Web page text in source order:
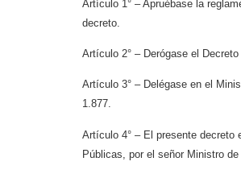
Artículo 1° – Apruébase la
decreto.
Artículo 2° – Derógase el
Artículo 3° – Delégase en el
1.877.
Artículo 4° – El presente decreto
Públicas, por el señor Ministro